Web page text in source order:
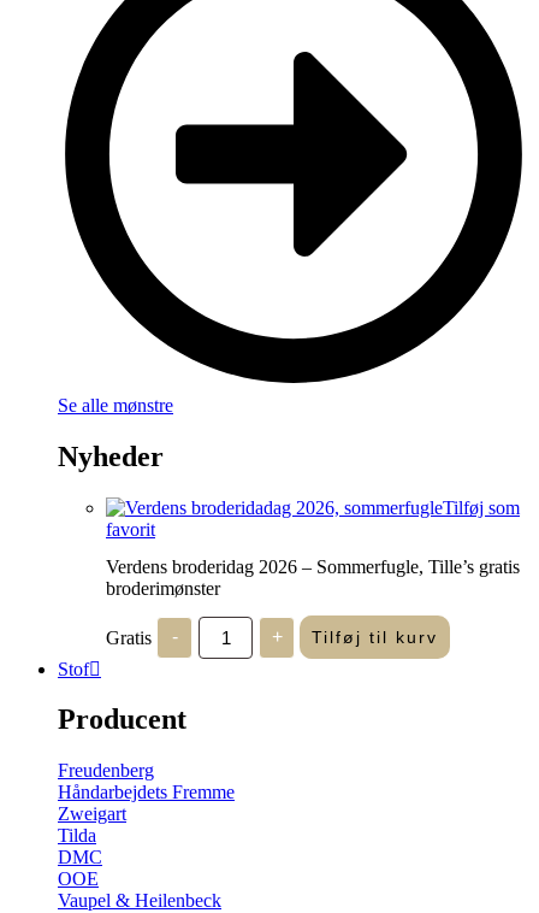
Se alle mønstre
Nyheder
Tilføj som
favorit
Verdens broderidag 2026 – Sommerfugle, Tille’s gratis
broderimønster
Gratis -
Verdens
broderidag
2026
+ Tilføj til kurv
Stof
Producent
Freudenberg
Håndarbejdets Fremme
Zweigart
Tilda
DMC
OOE
Vaupel & Heilenbeck